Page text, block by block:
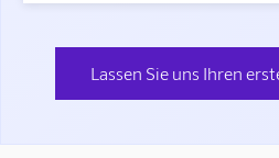
Lassen Sie uns Ihren